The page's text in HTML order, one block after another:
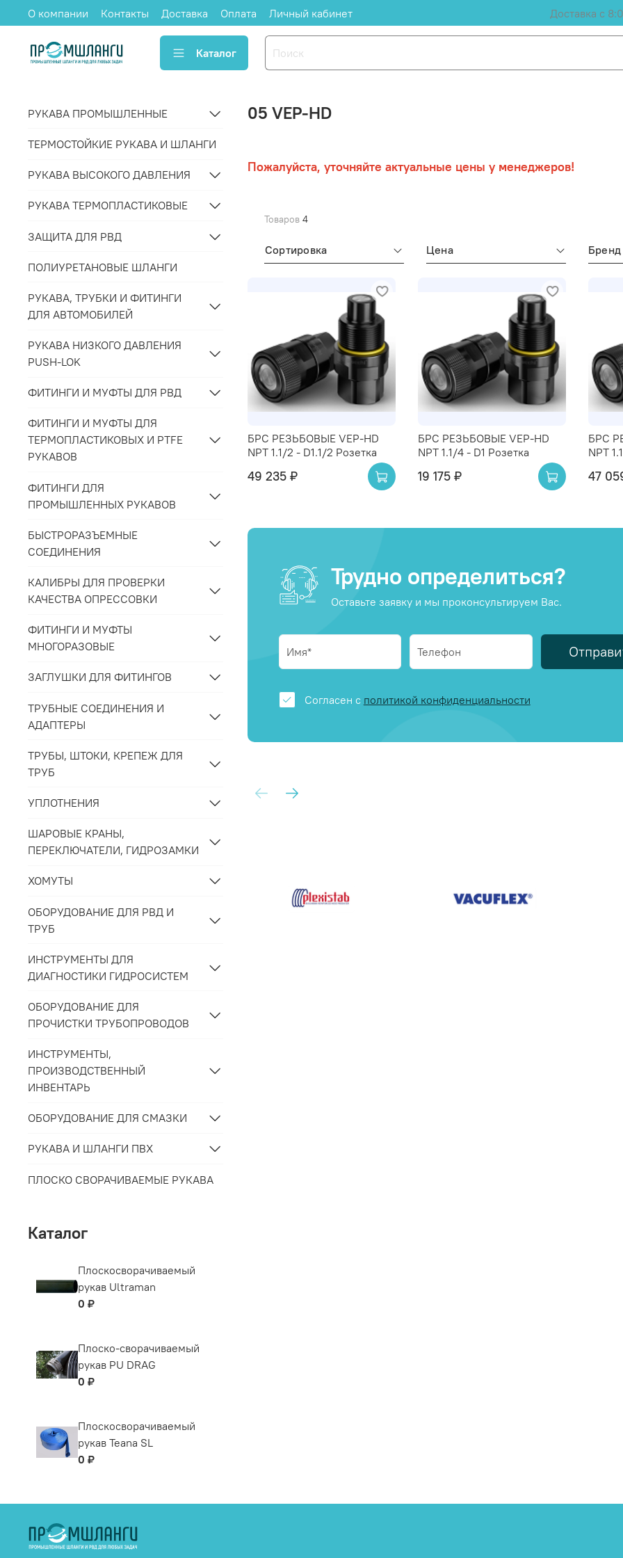
О компании Контакты Доставка Оплата Личный кабинет Доставка с
Каталог
05 VEP-HD
Пожалуйста, уточняйте актуальные цены у менеджеров!
Товаров 4
Сортировка Цена Бренд
БРС РЕЗЬБОВЫЕ VEP-HD
NPT 1.1/2 - D1.1/2 Розетка
49 235 ₽
БРС РЕЗЬБОВЫЕ VEP-HD
NPT 1.1/4 - D1 Розетка
19 175 ₽
БРС
NPT
47
Трудно определиться?
Оставьте заявку и мы проконсультируем Вас.
Согласен с политикой конфиденциальности
РУКАВА ПРОМЫШЛЕННЫЕ
ТЕРМОСТОЙКИЕ РУКАВА И ШЛАНГИ
РУКАВА ВЫСОКОГО ДАВЛЕНИЯ
РУКАВА ТЕРМОПЛАСТИКОВЫЕ
ЗАЩИТА ДЛЯ РВД
ПОЛИУРЕТАНОВЫЕ ШЛАНГИ
РУКАВА, ТРУБКИ И ФИТИНГИ
ДЛЯ АВТОМОБИЛЕЙ
РУКАВА НИЗКОГО ДАВЛЕНИЯ
PUSH-LOK
ФИТИНГИ И МУФТЫ ДЛЯ РВД
ФИТИНГИ И МУФТЫ ДЛЯ
ТЕРМОПЛАСТИКОВЫХ И PTFE
РУКАВОВ
ФИТИНГИ ДЛЯ
ПРОМЫШЛЕННЫХ РУКАВОВ
БЫСТРОРАЗЪЕМНЫЕ
СОЕДИНЕНИЯ
КАЛИБРЫ ДЛЯ ПРОВЕРКИ
КАЧЕСТВА ОПРЕССОВКИ
ФИТИНГИ И МУФТЫ
МНОГОРАЗОВЫЕ
ЗАГЛУШКИ ДЛЯ ФИТИНГОВ
ТРУБНЫЕ СОЕДИНЕНИЯ И
АДАПТЕРЫ
ТРУБЫ, ШТОКИ, КРЕПЕЖ ДЛЯ
ТРУБ
УПЛОТНЕНИЯ
ШАРОВЫЕ КРАНЫ,
ПЕРЕКЛЮЧАТЕЛИ, ГИДРОЗАМКИ
ХОМУТЫ
ОБОРУДОВАНИЕ ДЛЯ РВД И
ТРУБ
ИНСТРУМЕНТЫ ДЛЯ
ДИАГНОСТИКИ ГИДРОСИСТЕМ
ОБОРУДОВАНИЕ ДЛЯ
ПРОЧИСТКИ ТРУБОПРОВОДОВ
ИНСТРУМЕНТЫ,
ПРОИЗВОДСТВЕННЫЙ
ИНВЕНТАРЬ
ОБОРУДОВАНИЕ ДЛЯ СМАЗКИ
РУКАВА И ШЛАНГИ ПВХ
ПЛОСКО СВОРАЧИВАЕМЫЕ РУКАВА
Каталог
Плоскосворачиваемый
рукав Ultraman
0 ₽
Плоско-сворачиваемый
рукав PU DRAG
0 ₽
Плоскосворачиваемый
рукав Teana SL
0 ₽